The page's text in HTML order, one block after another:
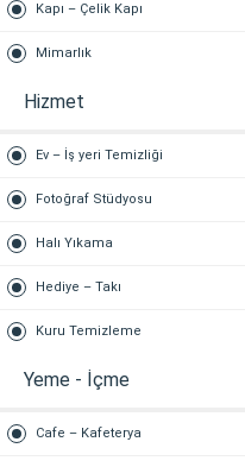
Kapı – Çelik Kapı
Mimarlık
Hizmet
Ev – İş yeri Temizliği
Fotoğraf Stüdyosu
Halı Yıkama
Hediye – Takı
Kuru Temizleme
Yeme - İçme
Cafe – Kafeterya